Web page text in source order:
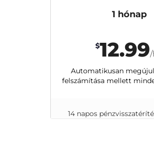
1 hónap
$12.99
Automatikusan megújul
felszámítása mellett
14 napos